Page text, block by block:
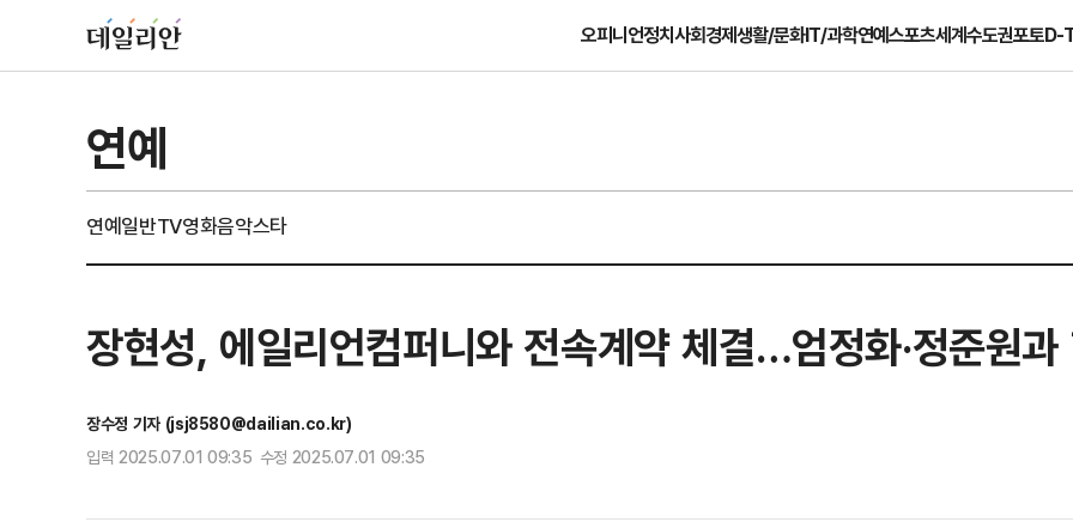
오피니언정치사회경제생활/문화IT/과학연예스포츠세계수도권포토D-
연예
연예일반TV영화음악스타
장현성, 에일리언컴퍼니와 전속계약 체결…엄정화·정준원과
장수정 기자 (jsj8580@dailian.co.kr)
입력 2025.07.01 09:35 수정 2025.07.01 09:35